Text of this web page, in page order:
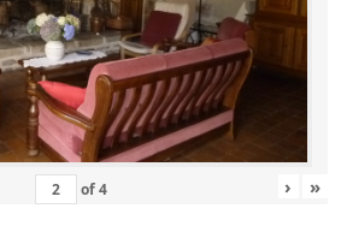
of4 › »